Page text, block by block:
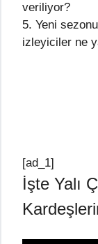
veriliyor?
5. Yeni
izleyiciler ne
[ad_1]
İşte Yalı